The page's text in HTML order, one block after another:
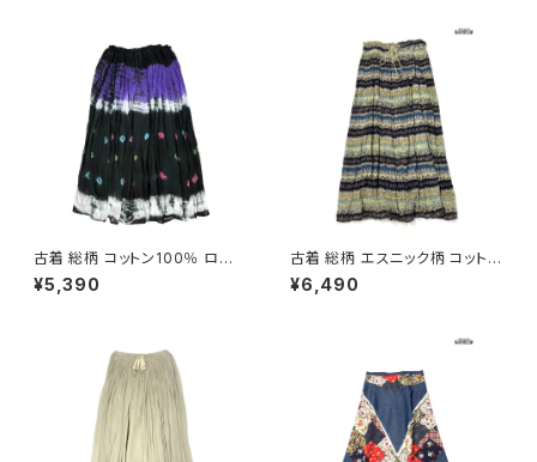
古着 総柄 コットン100％ ロン
グ丈 スカート 黒 紫 (ba26070
20)
¥5,390
古着 総柄 エスニック柄 コットン
100％ ロング丈 スカート ダー
クグリーン (btu2604019)
¥6,490